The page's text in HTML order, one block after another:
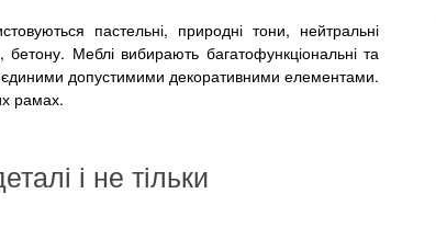
пастельні, природні тони, нейтральні
Меблі вибирають багатофункціональні та
допустимими декоративними елементами.
рамах.
і не тільки